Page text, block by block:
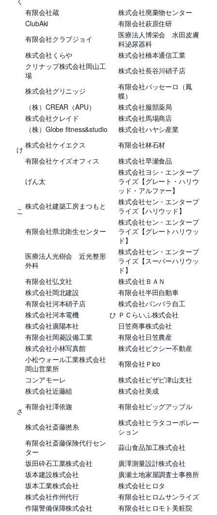
有限会社蔵
株式会社廃棄物センター
ClubAki
有限会社萩原住研
有限会社クラブジョイ
医療法人博栄会 水田皮膚
科泌尿器科
株式会社くらや
株式会社橋本通信工業
クリナップ株式会社岡山工
場
株式会社長谷川硝子店
株式会社グリニッジ
有限会社パッセーロ（鳳
蝶）
（株）CREAR（APU）
株式会社服部薬局
株式会社クレイド
株式会社馬場商店
（株）Globe fitness&studio
株式会社ハヤシ産業
け 株式会社ケイエクス
有限会社林石材
有限会社ケイズオフィス
株式会社早瀬食品
げん太
株式会社ヨシ・エンタープ
ライズ【グレート・ハリウ
ッド・アルファー】
こ 株式会社建築工房まつもと
株式会社セン・エンタープ
ライズ【ハリウッド】
有限会社県北衛生センター
株式会社セン・エンタープ
ライズ【グレートハリウッ
ド】
医療法人光樹会 近光整形
外科
株式会社セン・エンタープ
ライズ【スーパーハリウッ
ド】
有限会社弘文社
株式会社ＢＡＮ
株式会社岡北建設
有限会社半田自動車
有限会社河本硝子店
株式会社バンバラ自工
株式会社河本電機
ひ ＰＣらいふ株式会社
株式会社廣陽本社
日笠商事株式会社
有限会社岡菱設備工業
有限会社日笠農産
株式会社小林写真館
株式会社ピクシー不動産
小松ウォール工業株式会社
岡山営業所
有限会社Ｐico
コンアモーレ
株式会社ビザビ津山支社
株式会社近藤組
株式会社美成
さ 有限会社澤依迦 有限会社ビッグアップル
株式会社斎藤撚糸
株式会社ヒラタコーポレー
ション
有限会社斎藤保険代行セン
ター
蒜山食品加工株式会社
坂田砕石工業株式会社
廣澤測量設計株式会社
坂本建設株式会社
廣瀬土地家屋調査士事務所
坂本工業株式会社
株式会社ヒロタ
株式会社作州代行
有限会社ヒロムサンライズ
作陽警備保障株式会社
有限会社ヒロモト美粧院